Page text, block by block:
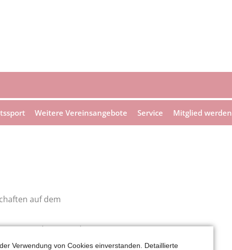
Weitere Vereinsangebote Service Mitglied werden
auf dem
unter anderem auch
Verwendung von Cookies einverstanden. Detaillierte